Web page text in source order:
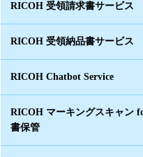
RICOH 受領請求書サービス
RICOH 受領納品書サービス
RICOH Chatbot Service
RICOH マーキングスキャン
書保管